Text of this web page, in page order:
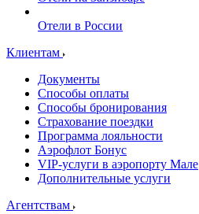
Отели в России
Клиентам
Документы
Способы оплаты
Способы бронирования
Страхование поездки
Программа лояльности
Аэрофлот Бонус
VIP-услуги в аэропорту Мале
Дополнительные услуги
Агентствам